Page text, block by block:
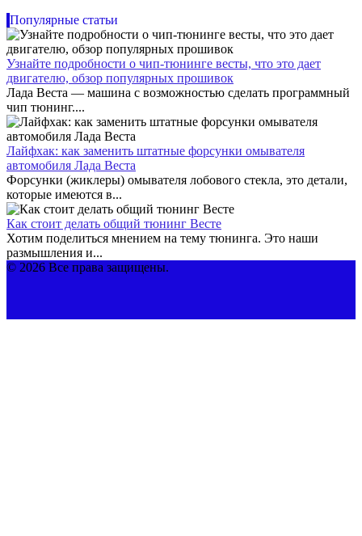
Популярные статьи
Узнайте подробности о чип-тюнинге весты, что это дает
двигателю, обзор популярных прошивок
Лада Веста — машина с возможностью сделать программный
чип тюнинг....
Лайфхак: как заменить штатные форсунки омывателя
автомобиля Лада Веста
Форсунки (жиклеры) омывателя лобового стекла, это детали,
которые имеются в...
Как стоит делать общий тюнинг Весте
Хотим поделиться мнением на тему тюнинга. Это наши
размышления и...
© 2026 Все права защищены.